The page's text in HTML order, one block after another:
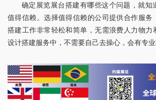
确定展览展台搭建有哪些这个问题，就知
值得信赖。选择值得信赖的公司提供合作服务
搭建工作非常轻松和简单，无需浪费人力物力
设计搭建服务中，不需要自己去操心，会有专业